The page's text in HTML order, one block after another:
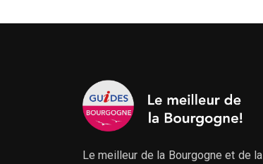
Le meilleur de la Bourgogne et de la